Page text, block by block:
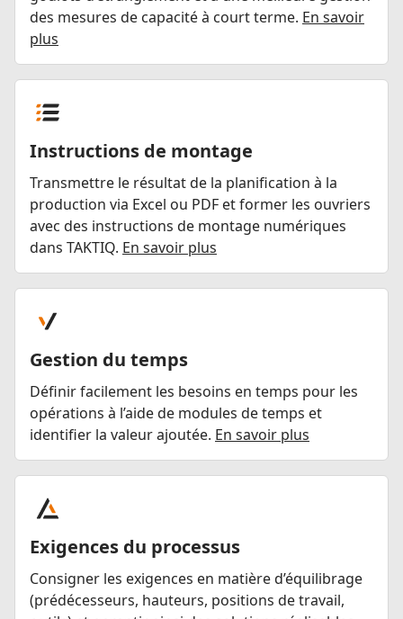
des mesures de capacité à court terme. En savoir
plus
Instructions de montage
Transmettre le résultat de la planification à la
production via Excel ou PDF et former les ouvriers
avec des instructions de montage numériques
dans TAKTIQ. En savoir plus
Gestion du temps
Définir facilement les besoins en temps pour les
opérations à l’aide de modules de temps et
identifier la valeur ajoutée. En savoir plus
Exigences du processus
Consigner les exigences en matière d’équilibrage
(prédécesseurs, hauteurs, positions de travail,